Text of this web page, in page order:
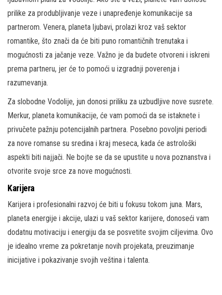
prilike za produbljivanje veze i unapređenje komunikacije sa
partnerom. Venera, planeta ljubavi, prolazi kroz vaš sektor
romantike, što znači da će biti puno romantičnih trenutaka i
mogućnosti za jačanje veze. Važno je da budete otvoreni i iskreni
prema partneru, jer će to pomoći u izgradnji poverenja i
razumevanja.
Za slobodne Vodolije, jun donosi priliku za uzbudljive nove susrete.
Merkur, planeta komunikacije, će vam pomoći da se istaknete i
privučete pažnju potencijalnih partnera. Posebno povoljni periodi
za nove romanse su sredina i kraj meseca, kada će astrološki
aspekti biti najjači. Ne bojte se da se upustite u nova poznanstva i
otvorite svoje srce za nove mogućnosti.
Karijera
Karijera i profesionalni razvoj će biti u fokusu tokom juna. Mars,
planeta energije i akcije, ulazi u vaš sektor karijere, donoseći vam
dodatnu motivaciju i energiju da se posvetite svojim ciljevima. Ovo
je idealno vreme za pokretanje novih projekata, preuzimanje
inicijative i pokazivanje svojih veština i talenta.